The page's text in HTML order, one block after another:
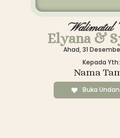
Walimatul
Elyana &
Ahad, 31
Kepada Yth:
Nama
Buka